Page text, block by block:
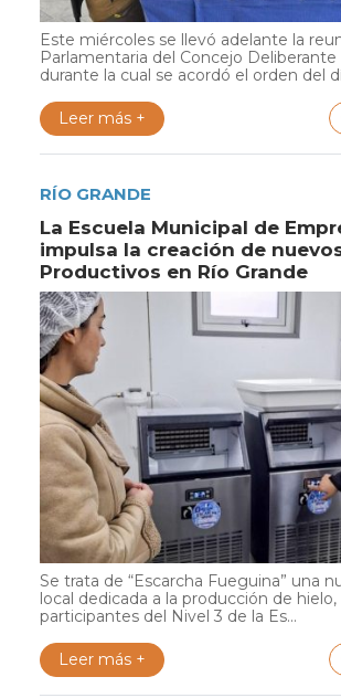
Este miércoles se llevó adelante la
Parlamentaria del Concejo Deliberante
durante la cual se acordó el orden del
Leer más +
RÍO GRANDE
La Escuela Municipal de
impulsa la creación de
Productivos en Río Grande
Se trata de “Escarcha Fueguina” una
local dedicada a la producción de
participantes del Nivel 3 de la Es...
Leer más +